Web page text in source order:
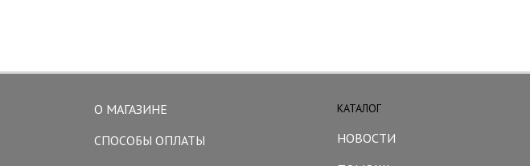
О МАГАЗИНЕ
СПОСОБЫ ОПЛАТЫ
КАТАЛОГ
НОВОСТИ